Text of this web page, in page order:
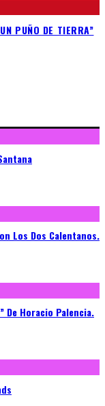
PUÑO DE TIERRA”
Los Dos Calentanos.
De Horacio Palencia.